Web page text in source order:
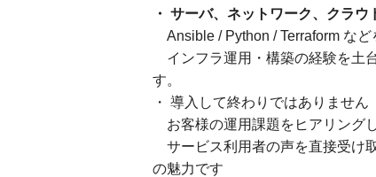
・ サーバ、ネットワーク、クラ
Ansible / Python / Terraform など
インフラ運用・構築の経験を土
す。
・ 導入して終わりではありません
お客様の運用課題をヒアリング
サービス利用者の声を直接受け
の魅力です